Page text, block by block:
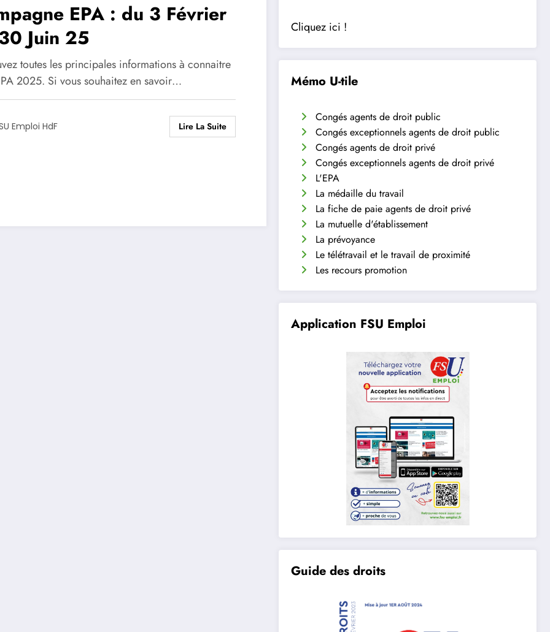
EPA : du 3 Février
Juin 25
toutes les principales informations à connaitre
2025. Si vous souhaitez en savoir…
Emploi HdF Lire La Suite
Cliquez ici !
Mémo U-tile
Congés agents de droit public
Congés exceptionnels agents de droit public
Congés agents de droit privé
Congés exceptionnels agents de droit privé
L'EPA
La médaille du travail
La fiche de paie agents de droit privé
La mutuelle d'établissement
La prévoyance
Le télétravail et le travail de proximité
Les recours promotion
Application FSU Emploi
Guide des droits